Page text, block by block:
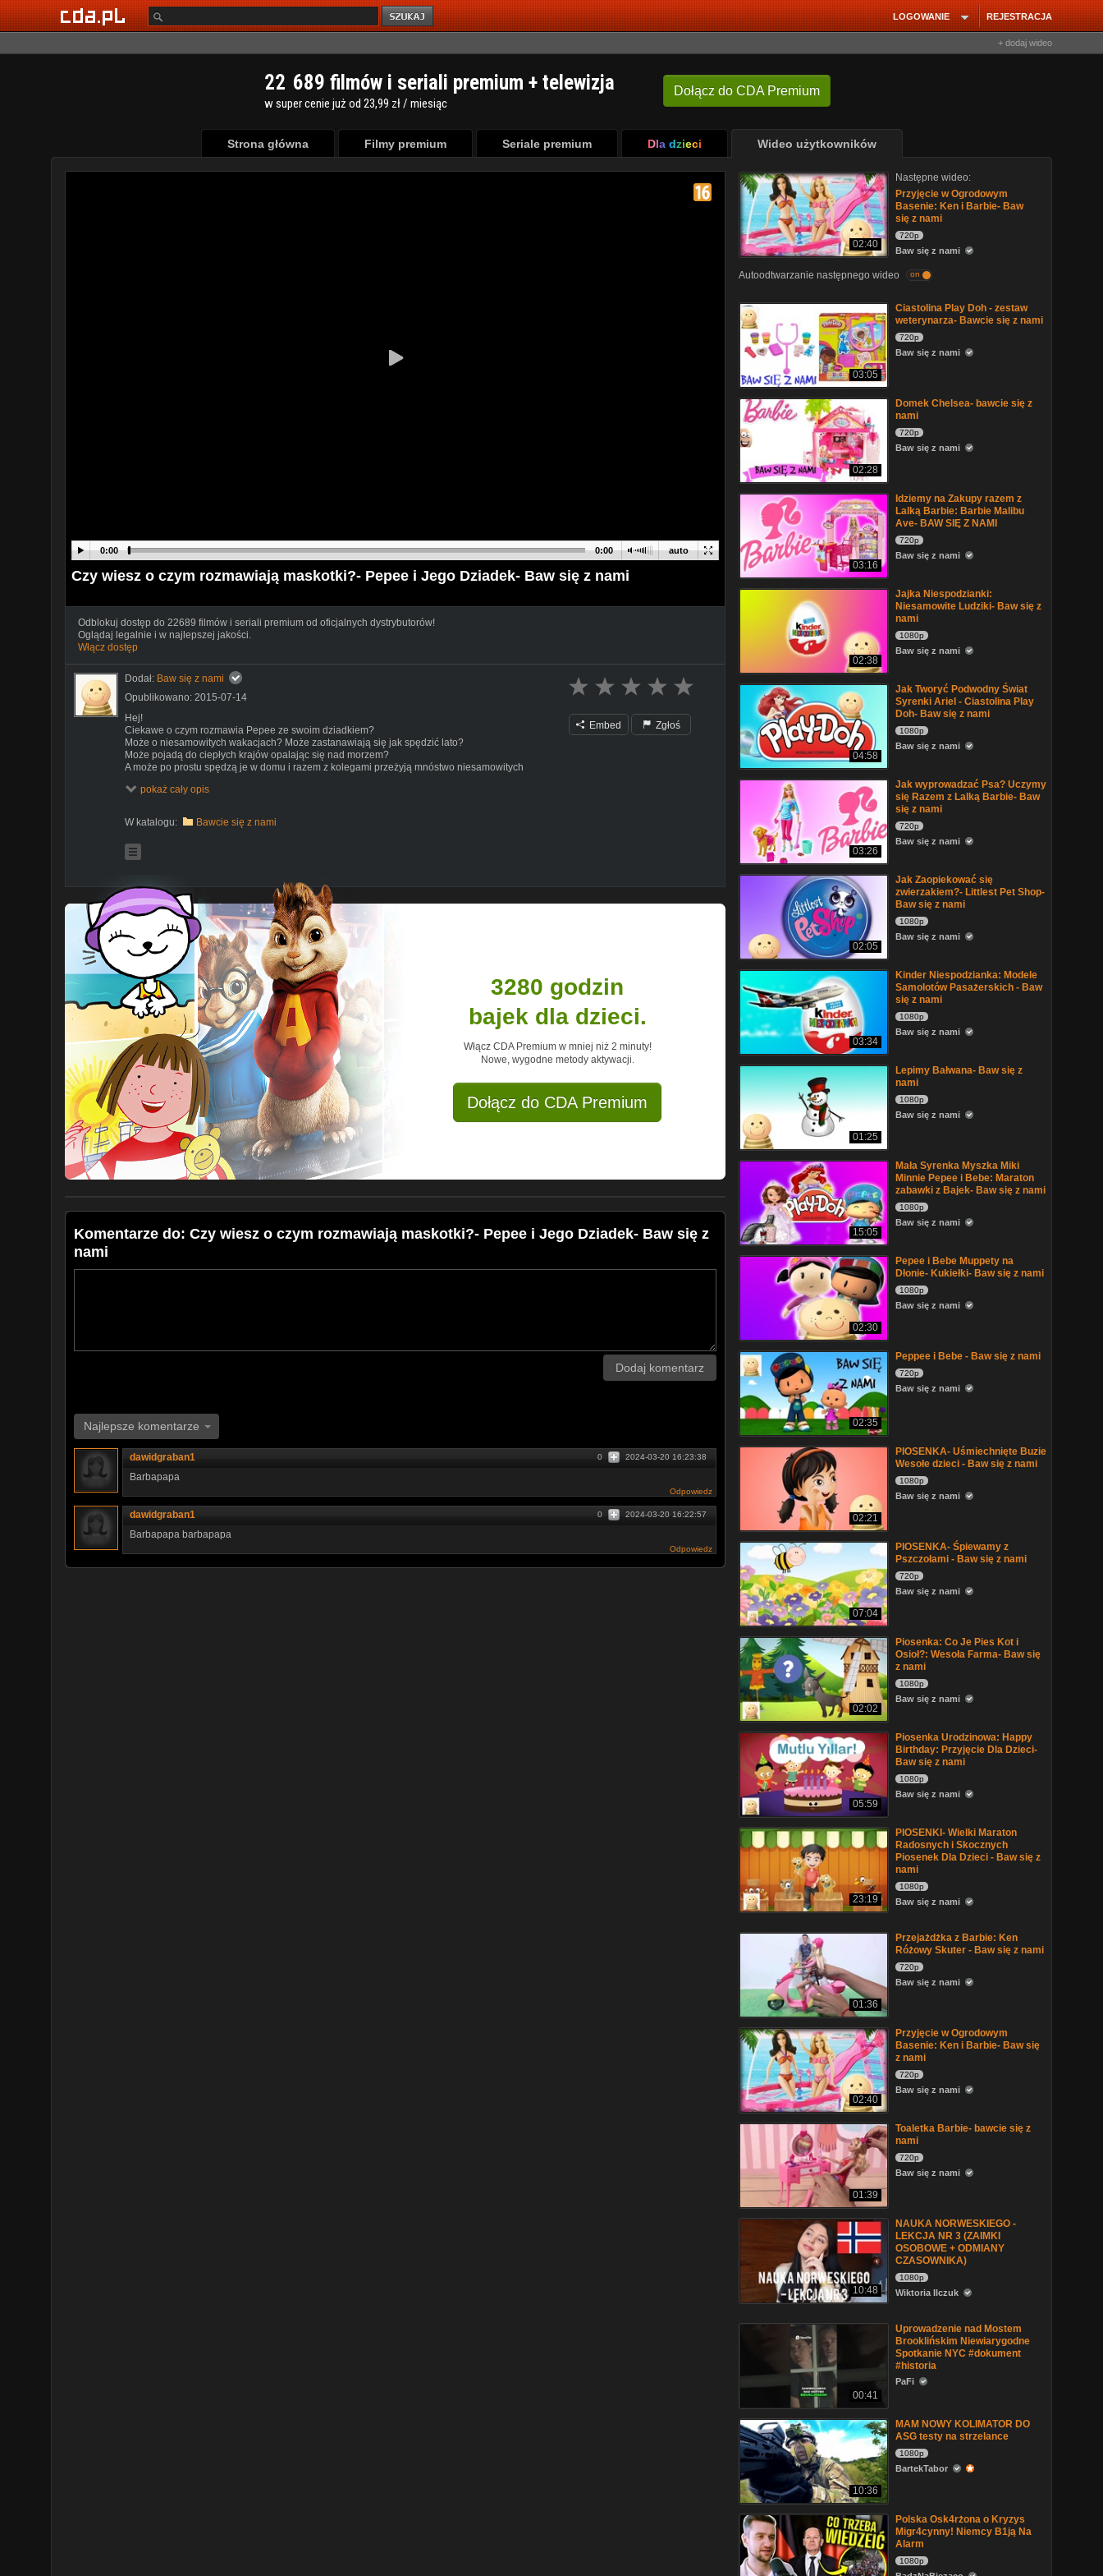
REJESTRACJA
LOGOWANIE
+ dodaj wideo
Dołącz do CDA Premium
22 689 filmów i seriali premium + telewizja
w super cenie już od 23,99 zł / miesiąc
Strona główna Filmy premium Seriale premium Dla dzieci Wideo użytkowników
auto
0:00 0:00
Czy wiesz o czym rozmawiają maskotki?- Pepee i Jego Dziadek- Baw się z nami
Odblokuj dostęp do 22689 filmów i seriali premium od oficjalnych dystrybutorów!
Oglądaj legalnie i w najlepszej jakości.
Włącz dostęp
Dodał: Baw się z nami
Opublikowano: 2015-07-14
Hej!
Ciekawe o czym rozmawia Pepee ze swoim dziadkiem?
Może o niesamowitych wakacjach? Może zastanawiają się jak spędzić lato?
Może pojadą do ciepłych krajów opalając się nad morzem?
A może po prostu spędzą je w domu i razem z kolegami przeżyją mnóstwo niesamowitych
pokaż cały opis
W katalogu: Bawcie się z nami
Embed Zgłoś
3280 godzin
bajek dla dzieci.
Włącz CDA Premium w mniej niż 2 minuty!
Nowe, wygodne metody aktywacji.
Dołącz do CDA Premium
Komentarze do: Czy wiesz o czym rozmawiają maskotki?- Pepee i Jego Dziadek- Baw się z
nami
Dodaj komentarz
Najlepsze komentarze
dawidgraban1 2024-03-20 16:23:38
0
Barbapapa
Odpowiedz
dawidgraban1 2024-03-20 16:22:57
0
Barbapapa barbapapa
Odpowiedz
02:40
Następne wideo:
Przyjęcie w Ogrodowym
Basenie: Ken i Barbie- Baw
się z nami
720p
Baw się z nami
Autoodtwarzanie następnego wideo on
03:05
Ciastolina Play Doh - zestaw
weterynarza- Bawcie się z nami
720p
Baw się z nami
02:28
Domek Chelsea- bawcie się z
nami
720p
Baw się z nami
03:16
Idziemy na Zakupy razem z
Lalką Barbie: Barbie Malibu
Ave- BAW SIĘ Z NAMI
720p
Baw się z nami
02:38
Jajka Niespodzianki:
Niesamowite Ludziki- Baw się z
nami
1080p
Baw się z nami
04:58
Jak Tworyć Podwodny Świat
Syrenki Ariel - Ciastolina Play
Doh- Baw się z nami
1080p
Baw się z nami
03:26
Jak wyprowadzać Psa? Uczymy
się Razem z Lalką Barbie- Baw
się z nami
720p
Baw się z nami
02:05
Jak Zaopiekować się
zwierzakiem?- Littlest Pet Shop-
Baw się z nami
1080p
Baw się z nami
03:34
Kinder Niespodzianka: Modele
Samolotów Pasażerskich - Baw
się z nami
1080p
Baw się z nami
01:25
Lepimy Bałwana- Baw się z
nami
1080p
Baw się z nami
15:05
Mała Syrenka Myszka Miki
Minnie Pepee i Bebe: Maraton
zabawki z Bajek- Baw się z nami
1080p
Baw się z nami
02:30
Pepee i Bebe Muppety na
Dłonie- Kukiełki- Baw się z nami
1080p
Baw się z nami
02:35
Peppee i Bebe - Baw się z nami
720p
Baw się z nami
02:21
PIOSENKA- Uśmiechnięte Buzie
Wesołe dzieci - Baw się z nami
1080p
Baw się z nami
07:04
PIOSENKA- Śpiewamy z
Pszczołami - Baw się z nami
720p
Baw się z nami
02:02
Piosenka: Co Je Pies Kot i
Osioł?: Wesoła Farma- Baw się
z nami
1080p
Baw się z nami
05:59
Piosenka Urodzinowa: Happy
Birthday: Przyjęcie Dla Dzieci-
Baw się z nami
1080p
Baw się z nami
23:19
PIOSENKI- Wielki Maraton
Radosnych i Skocznych
Piosenek Dla Dzieci - Baw się z
nami
1080p
Baw się z nami
01:36
Przejażdżka z Barbie: Ken
Różowy Skuter - Baw się z nami
720p
Baw się z nami
02:40
Przyjęcie w Ogrodowym
Basenie: Ken i Barbie- Baw się
z nami
720p
Baw się z nami
01:39
Toaletka Barbie- bawcie się z
nami
720p
Baw się z nami
10:48
NAUKA NORWESKIEGO -
LEKCJA NR 3 (ZAIMKI
OSOBOWE + ODMIANY
CZASOWNIKA)
1080p
Wiktoria Ilczuk
00:41
Uprowadzenie nad Mostem
Brooklińskim Niewiarygodne
Spotkanie NYC #dokument
#historia
PaFi
10:36
MAM NOWY KOLIMATOR DO
ASG testy na strzelance
1080p
BartekTabor
Polska Osk4rżona o Kryzys
Migr4cynny! Niemcy B1ją Na
Alarm
1080p